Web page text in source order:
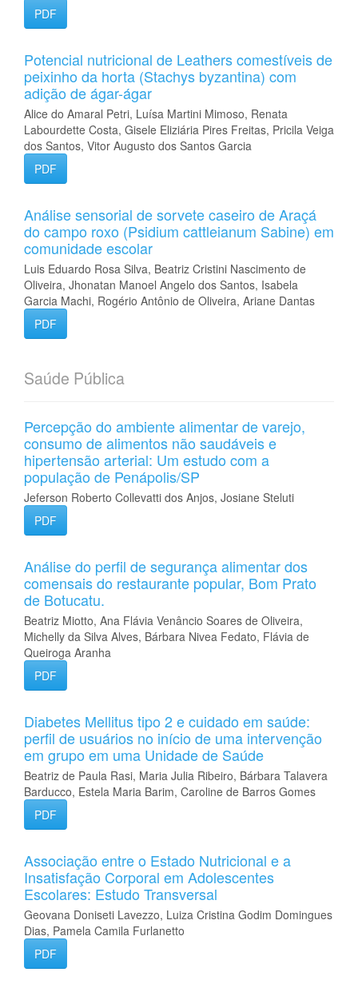
PDF
Potencial nutricional de Leathers comestíveis de
peixinho da horta (Stachys byzantina) com
adição de ágar-ágar
Alice do Amaral Petri, Luísa Martini Mimoso, Renata
Labourdette Costa, Gisele Eliziária Pires Freitas, Pricila Veiga
dos Santos, Vitor Augusto dos Santos Garcia
PDF
Análise sensorial de sorvete caseiro de Araçá
do campo roxo (Psidium cattleianum Sabine) em
comunidade escolar
Luis Eduardo Rosa Silva, Beatriz Cristini Nascimento de
Oliveira, Jhonatan Manoel Angelo dos Santos, Isabela
Garcia Machi, Rogério Antônio de Oliveira, Ariane Dantas
PDF
Saúde Pública
Percepção do ambiente alimentar de varejo,
consumo de alimentos não saudáveis e
hipertensão arterial: Um estudo com a
população de Penápolis/SP
Jeferson Roberto Collevatti dos Anjos, Josiane Steluti
PDF
Análise do perfil de segurança alimentar dos
comensais do restaurante popular, Bom Prato
de Botucatu.
Beatriz Miotto, Ana Flávia Venâncio Soares de Oliveira,
Michelly da Silva Alves, Bárbara Nivea Fedato, Flávia de
Queiroga Aranha
PDF
Diabetes Mellitus tipo 2 e cuidado em saúde:
perfil de usuários no início de uma intervenção
em grupo em uma Unidade de Saúde
Beatriz de Paula Rasi, Maria Julia Ribeiro, Bárbara Talavera
Barducco, Estela Maria Barim, Caroline de Barros Gomes
PDF
Associação entre o Estado Nutricional e a
Insatisfação Corporal em Adolescentes
Escolares: Estudo Transversal
Geovana Doniseti Lavezzo, Luiza Cristina Godim Domingues
Dias, Pamela Camila Furlanetto
PDF